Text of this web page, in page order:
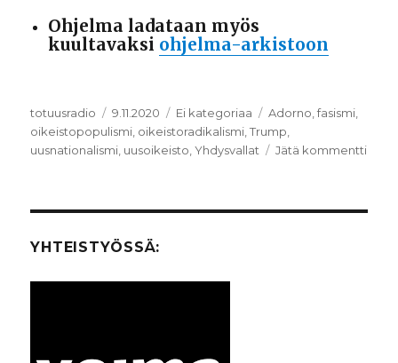
Ohjelma ladataan myös
kuultavaksi ohjelma-arkistoon
Kirjoittaja
totuusradio Julkaistu
9.11.2020 Kategoriat
Ei kategoriaa Avainsanat
Adorno,fasismi,
oikeistopopulismi, oikeistoradikalismi,Trump,
uusnationalismi, uusoikeisto,Yhdysvallat Jätä kommentti
mitä
YHTEISTYÖSSÄ: